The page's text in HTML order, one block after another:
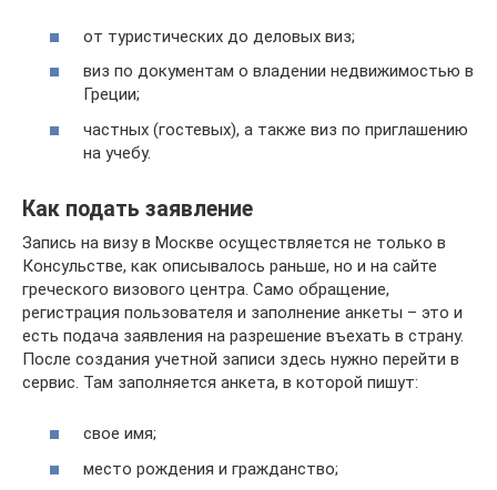
от туристических до деловых виз;
виз по документам о владении недвижимостью в
Греции;
частных (гостевых), а также виз по приглашению
на учебу.
Как подать заявление
Запись на визу в Москве осуществляется не только в
Консульстве, как описывалось раньше, но и на сайте
греческого визового центра. Само обращение,
регистрация пользователя и заполнение анкеты – это и
есть подача заявления на разрешение въехать в страну.
После создания учетной записи здесь нужно перейти в
сервис. Там заполняется анкета, в которой пишут:
свое имя;
место рождения и гражданство;